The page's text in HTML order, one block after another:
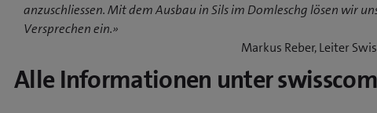
anzuschliessen. Mit dem Ausbau in Sils im Domleschg lösen wir
Versprechen ein.»
Markus Reber, Leiter
Alle Informationen unter